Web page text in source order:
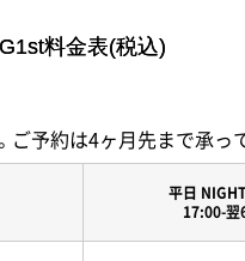
G1st料金表(税込)
ご予約は4ヶ月先まで承っ
平日
17:00-翌